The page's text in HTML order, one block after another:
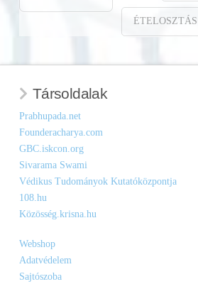
ÉTELOSZTÁS
Társoldalak
Prabhupada.net
Founderacharya.com
GBC.iskcon.org
Sivarama Swami
Védikus Tudományok Kutatóközpontja
108.hu
Közösség.krisna.hu
Webshop
Adatvédelem
Sajtószoba